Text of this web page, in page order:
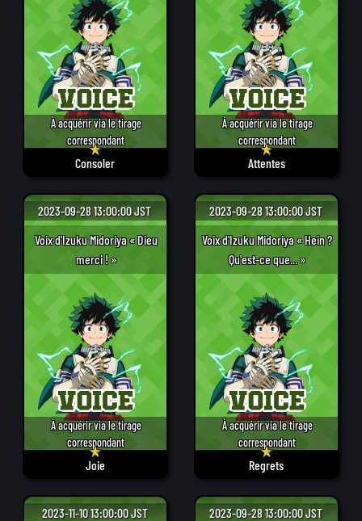
Consoler
À acquérir via le tirage
correspondant
Attentes
À acquérir via le tirage
correspondant
Joie
2023-09-28 13:00:00 JST
À acquérir via le tirage
correspondant
Voix d'Izuku Midoriya « Dieu
merci ! »
Regrets
2023-09-28 13:00:00 JST
À acquérir via le tirage
correspondant
Voix d'Izuku Midoriya « Hein ?
Qu'est-ce que... »
2023-11-10 13:00:00 JST 2023-09-28 13:00:00 JST